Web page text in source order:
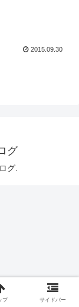
2015.09.30
グ
グ.
プ サイドバー